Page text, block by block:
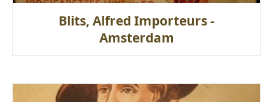
Blits, Alfred Importeurs -
Amsterdam